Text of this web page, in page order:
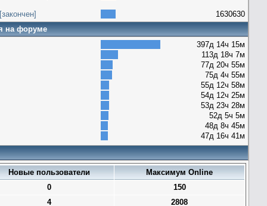
1630630
на форуме
397д 14ч 15м
113д 18ч 7м
77д 20ч 55м
75д 4ч 55м
55д 12ч 58м
54д 12ч 25м
53д 23ч 28м
52д 5ч 5м
48д 8ч 45м
47д 16ч 41м
Новые пользователи
Максимум Online
0
150
4
2808